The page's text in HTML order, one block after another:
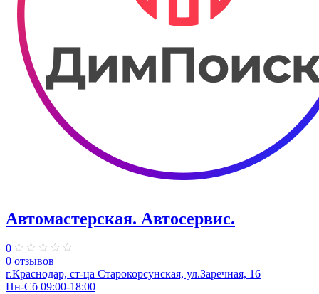
Автомастерская. Автосервис.
0
0 отзывов
г.Краснодар, ст-ца Старокорсунская, ул.Заречная, 16
Пн-Сб 09:00-18:00